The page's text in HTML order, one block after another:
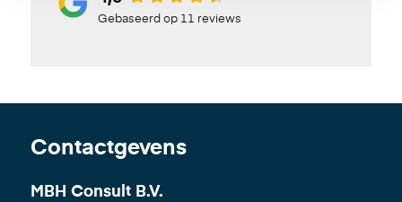
Gebaseerd op 11 reviews
Contactgevens
MBH Consult B.V.